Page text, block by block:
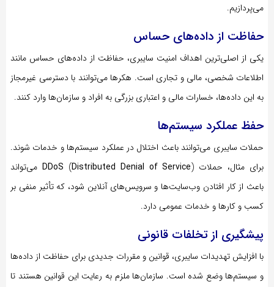
می‌پردازیم.
حفاظت از داده‌های حساس
یکی از اصلی‌ترین اهداف امنیت سایبری، حفاظت از داده‌های حساس مانند
اطلاعات شخصی، مالی و تجاری است. هکرها می‌توانند با دسترسی غیرمجاز
به این داده‌ها، خسارات مالی و اعتباری بزرگی به افراد و سازمان‌ها وارد کنند.
حفظ عملکرد سیستم‌ها
حملات سایبری می‌توانند باعث اختلال در عملکرد سیستم‌ها و خدمات شوند.
برای مثال، حملات
DDoS (Distributed Denial of Service
) می‌تواند
باعث از کار افتادن وب‌سایت‌ها و سرویس‌های آنلاین شود، که تأثیر منفی بر
کسب و کارها و خدمات عمومی دارد.
پیشگیری از تخلفات قانونی
با افزایش تهدیدات سایبری، قوانین و مقررات جدیدی برای حفاظت از داده‌ها
و سیستم‌ها وضع شده است. سازمان‌ها ملزم به رعایت این قوانین هستند تا